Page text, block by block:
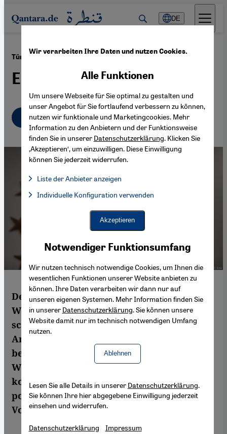
Direkt zum Inhalt springen
DE
Türkische Kommunalwahlen ·02.04.2019
Erdoğans Zauber lässt nach
Deutsch English
Der türkische Präsident hatte den
Wahlkampf komplett dominiert, umso
schwerer trifft ihn nun die Niederlage in
Ankara und Istanbul. Der Verlust der
beiden Metropolen zeigt, dass in der
Wirtschaftskrise immer mehr Türken
konkrete Lösungen wollen, nicht
polarisierende Reden auf großer Bühne.
Von Ulrich von Schwerin
Wir verarbeiten Ihre Daten und nutzen Cookies.
Notwendiger Funktionsumfang
Wir nutzen technisch notwendige Cookies, um Ihnen die
wesentlichen Funktionen unserer Website anbieten zu
können. Ihre Daten verarbeiten wir dann nur auf
unseren eigenen Systemen. Mehr Information finden Sie
in unserer Datenschutzerklärung. Sie können unsere
Website damit nur im technisch notwendigen Umfang
nutzen.
Ablehnen
Alle Funktionen
Um unsere Webseite für Sie optimal zu gestalten und
unser Angebot für Sie fortlaufend verbessern zu können,
nutzen wir funktionale und Marketingcookies. Mehr
Information zu den Anbietern und der Funktionsweise
finden Sie in unserer Datenschutzerklärung. Klicken Sie
‚Akzeptieren‘, um einzuwilligen. Diese Einwilligung
können Sie jederzeit widerrufen.
Liste der Anbieter anzeigen
Facebook Embed / Facebook Connect, Google Maps Embed,
Facebook Embed / Facebook Connect
Google Maps Embed
Individuelle Konfiguration verwenden
Akzeptieren
Lesen Sie alle Details in unserer Datenschutzerklärung.
Sie können Ihre hier abgegebene Einwilligung jederzeit
einsehen und widerrufen.
Datenschutzerklärung Impressum